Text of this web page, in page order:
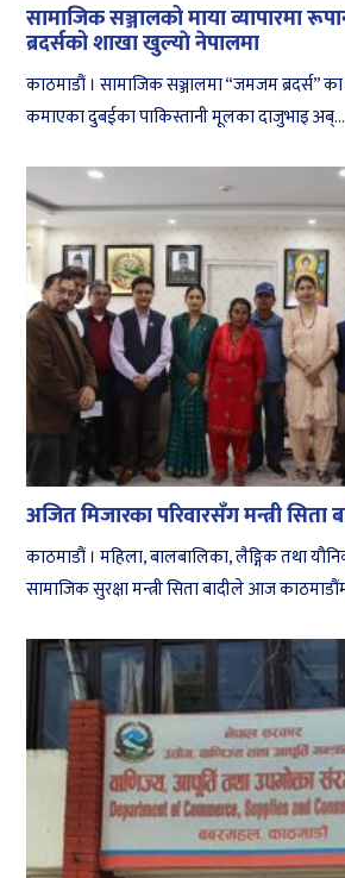
सामाजिक सञ्जालको माया व्यापारमा
ब्रदर्सको शाखा खुल्याे नेपालमा
काठमाडौं । सामाजिक सञ्जालमा “जमजम ब्रदर्स”
कमाएका दुबईका पाकिस्तानी मूलका दाजुभाइ अब्...
अजित मिजारका परिवारसँग मन्त्री
काठमाडौं । महिला, बालबालिका, लैङ्गिक तथा
सामाजिक सुरक्षा मन्त्री सिता बादीले आज